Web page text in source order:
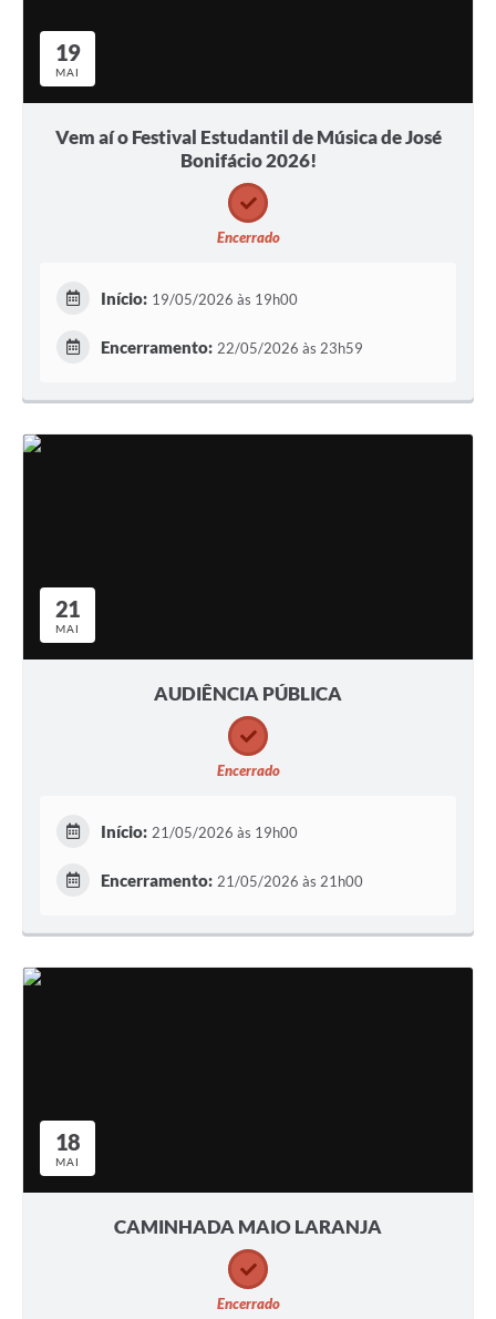
19
MAI
Vem aí o Festival Estudantil de Música de José
Bonifácio 2026!
Encerrado
Início: 19/05/2026 às 19h00
Encerramento: 22/05/2026 às 23h59
21
MAI
AUDIÊNCIA PÚBLICA
Encerrado
Início: 21/05/2026 às 19h00
Encerramento: 21/05/2026 às 21h00
18
MAI
CAMINHADA MAIO LARANJA
Encerrado